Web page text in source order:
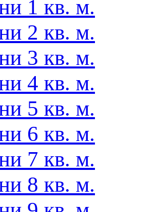
1 кв. м.
2 кв. м.
3 кв. м.
4 кв. м.
5 кв. м.
6 кв. м.
7 кв. м.
8 кв. м.